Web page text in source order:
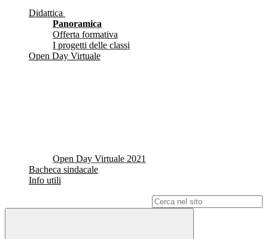
Didattica
Panoramica
Offerta formativa
I progetti delle classi
Open Day Virtuale
Open Day Virtuale 2021
Bacheca sindacale
Info utili